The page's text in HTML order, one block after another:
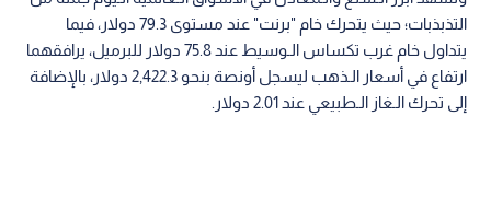
التذبذبات؛ حيث يتحرك خام "برنت" عند مستوى 79.3 دولار، فيما
يتداول خام غرب تكساس الـوسيط عند 75.8 دولار للبرميل، يرافقهما
ارتفاع في أسعار الـذهب ليسجل أونصة بنحو 2,422.3 دولار، بالإضافة
إلى تحرك الـغاز الـطبيعي عند 2.01 دولار.